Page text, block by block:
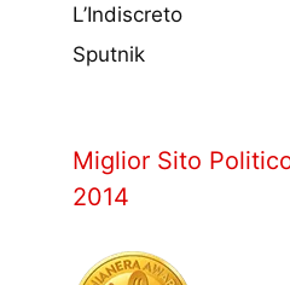
L’Indiscreto
Sputnik
Miglior Sito
2014